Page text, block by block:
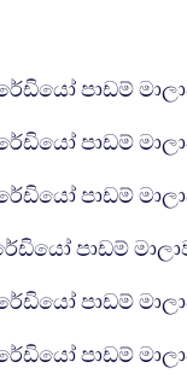
පාඩම්
පාඩම්
පාඩම්
පාඩම්
පාඩම්
පාඩම්